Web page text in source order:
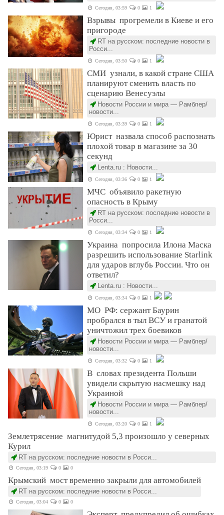
Сегодня, 03:59 0 1
Взрывы прогремели в Киеве и его
пригороде
RT на русском: последние новости в
Росси...
Сегодня, 03:50 0 1
СМИ узнали, в какой стране США
планируют сменить власть по
сценарию Венесуэлы
Новости России и мира — Рамблер/
новости...
Сегодня, 03:39 0 1
Юрист назвала способ распознать
плохой товар в магазине за 30
секунд
Lenta.ru : Новости...
Сегодня, 03:36 0 1
МЧС объявило ракетную
опасность в Крыму
RT на русском: последние новости в
Росси...
Сегодня, 03:34 0 1
Украина попросила Илона Маска
разрешить использование Starlink
для ударов вглубь России. Что он
ответил?
Lenta.ru : Новости...
Сегодня, 03:34 0 1
МО РФ: сержант Баурин
пробрался в тыл ВСУ и гранатой
уничтожил трех боевиков
Новости России и мира — Рамблер/
новости...
Сегодня, 03:32 0 1
В словах президента Польши
увидели скрытую насмешку над
Украиной
Новости России и мира — Рамблер/
новости...
Сегодня, 03:20 0 1
Землетрясение магнитудой 5,3 произошло у северных
Курил
RT на русском: последние новости в Росси...
Сегодня, 03:19 0 0
Крымский мост временно закрыли для автомобилей
RT на русском: последние новости в Росси...
Сегодня, 03:04 0 0